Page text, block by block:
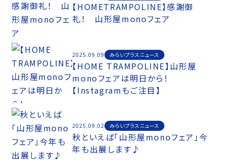
【HOMETRAMPOLINE】感謝御
礼！ 山形屋monoフェア
2025.09.09 みらいプラスニュース
【HOME TRAMPOLINE】山形屋
monoフェアは明日から！
【Instagramもご注目】
2025.09.02 みらいプラスニュース
秋といえば「山形屋monoフェア」今
年も出展します♪